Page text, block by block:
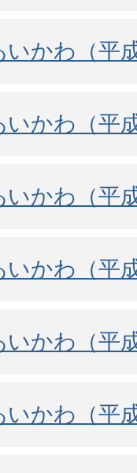
かわ（平
かわ（平
かわ（平
かわ（平
かわ（平
かわ（平